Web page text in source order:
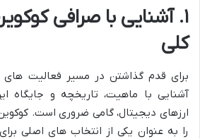
۱. آشنایی با صرافی
کلی
برای قدم گذاشتن در مسیر فعالیت های
آشنایی با ماهیت، تاریخچه و جایگاه
ارزهای دیجیتال، گامی ضروری است.
را به عنوان یکی از انتخاب های اصلی